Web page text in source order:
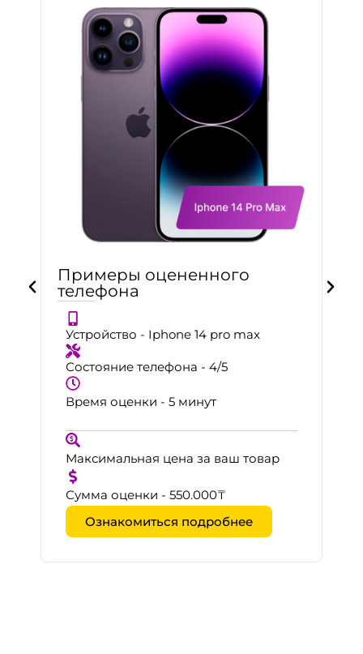
Примеры оцененного
телефона
Устройство - Iphone 14 pro max
Состояние телефона - 4/5
Время оценки - 5 минут
Максимальная цена за ваш товар
Сумма оценки - 550.000₸
Ознакомиться подробнее